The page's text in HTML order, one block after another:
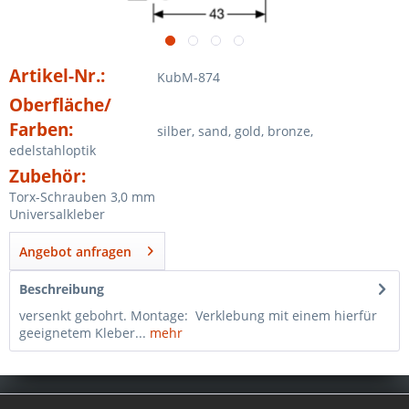
Artikel-Nr.: KubM-874
Oberfläche/
Farben:
silber, sand, gold, bronze,
edelstahloptik
Zubehör:
Torx-Schrauben 3,0 mm
Universalkleber
Angebot anfragen
Beschreibung
versenkt gebohrt. Montage: Verklebung mit einem hierfür
geeignetem Kleber... mehr